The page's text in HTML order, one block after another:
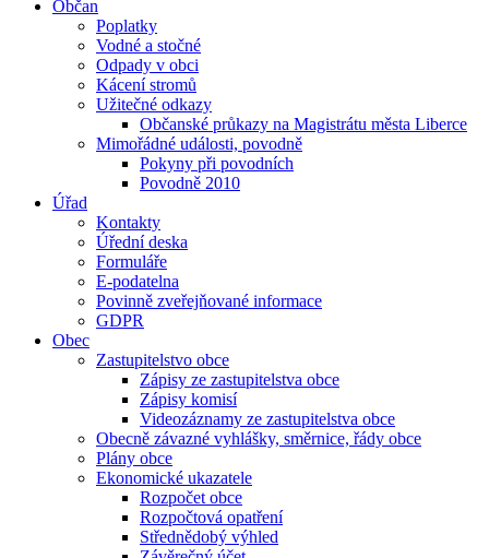
Občan
Poplatky
Vodné a stočné
Odpady v obci
Kácení stromů
Užitečné odkazy
Občanské průkazy na Magistrátu města Liberce
Mimořádné události, povodně
Pokyny při povodních
Povodně 2010
Úřad
Kontakty
Úřední deska
Formuláře
E-podatelna
Povinně zveřejňované informace
GDPR
Obec
Zastupitelstvo obce
Zápisy ze zastupitelstva obce
Zápisy komisí
Videozáznamy ze zastupitelstva obce
Obecně závazné vyhlášky, směrnice, řády obce
Plány obce
Ekonomické ukazatele
Rozpočet obce
Rozpočtová opatření
Střednědobý výhled